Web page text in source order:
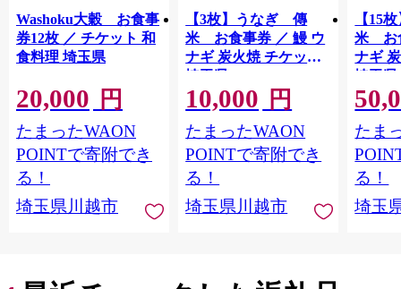
Washoku大穀 お食事
券12枚 ／ チケット 和
食料理 埼玉県
20,000 円
たまったWAON
POINTで寄附でき
る！
埼玉県川越市
【3枚】うなぎ 傳
米 お食事券 ／ 鰻 ウ
ナギ 炭火焼 チケット
埼玉県
10,000 円
たまったWAON
POINTで寄附でき
る！
埼玉県川越市
【15
米 お
ナギ
埼玉県
たま
る！
埼玉